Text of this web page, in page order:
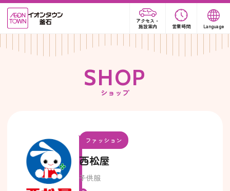
アクセス・
施設案内
営業時間 Language
SHOP
ショップ
ファッション
西松屋
子供服